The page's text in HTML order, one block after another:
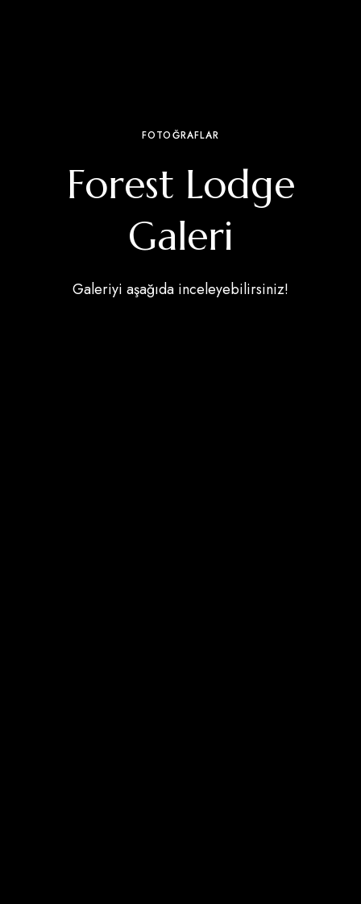
FOTOĞRAFLAR
Forest Lodge
Galeri
Galeriyi aşağıda inceleyebilirsiniz!